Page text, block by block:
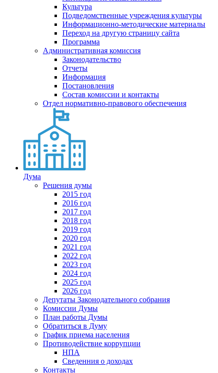
Культура
Подведомственные учреждения культуры
Информационно-методические материалы
Переход на другую страницу сайта
Программа
Административная комиссия
Законодательство
Отчеты
Информация
Постановления
Состав комиссии и контакты
Отдел нормативно-правового обеспечения
Дума
Решения думы
2015 год
2016 год
2017 год
2018 год
2019 год
2020 год
2021 год
2022 год
2023 год
2024 год
2025 год
2026 год
Депутаты Законодательного собрания
Комиссии Думы
План работы Думы
Обратиться в Думу
График приема населения
Противодействие коррупции
НПА
Сведенния о доходах
Контакты